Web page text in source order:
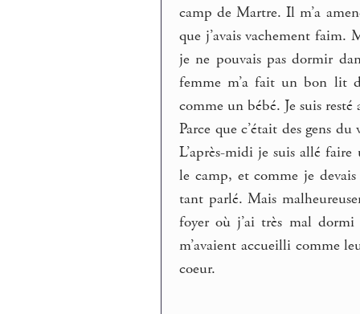
camp de Martre. Il m’a
que j’avais vachement faim.
je ne pouvais pas dormir
femme m’a fait un bon lit
comme un bébé. Je suis resté
Parce que c’était des gens
L’après-midi je suis allé
le camp, et comme je
tant parlé. Mais
foyer où j’ai très mal dormi
m’avaient accueilli comme
coeur.